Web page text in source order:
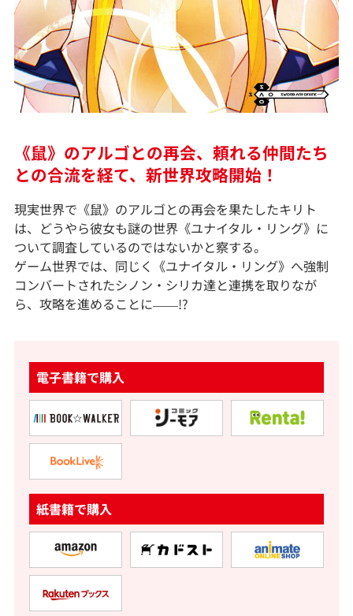
《鼠》のアルゴとの再会、頼れる仲間たち
との合流を経て、新世界攻略開始！
現実世界で《鼠》のアルゴとの再会を果たしたキリト
は、どうやら彼女も謎の世界《ユナイタル・リング》に
ついて調査しているのではないかと察する。
ゲーム世界では、同じく《ユナイタル・リング》へ強制
コンバートされたシノン・シリカ達と連携を取りなが
ら、攻略を進めることに――!?
電子書籍で購入
紙書籍で購入